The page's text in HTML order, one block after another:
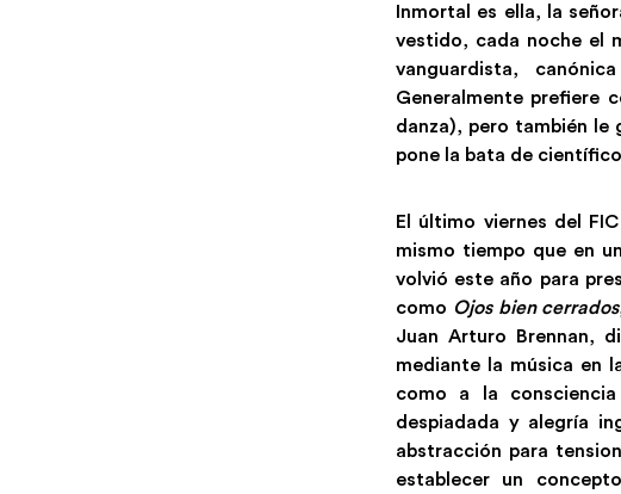
Inmortal es ella, la
vestido, cada noche el
vanguardista,
Generalmente prefiere
danza), pero también le
pone la bata de
El último viernes del
mismo tiempo que en
volvió este año para
como Ojos bien cerrados
Juan Arturo Brennan,
mediante la música en
como a la
despiadada y alegría
abstracción para
establecer un